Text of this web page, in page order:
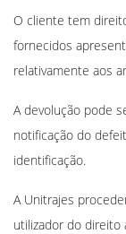
MANTAS, TOALHAS E
MOCHILAS, PORTA
ROUPA TÉRMICA
ACESSÓRIOS
T-Shirt E Polos
O cliente tem
fornecidos
relativamente aos
A devolução pode
notificação do
identificação.
A Unitrajes
utilizador do direito